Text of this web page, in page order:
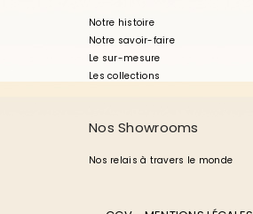
Notre histoire
Notre savoir-faire
Le sur-mesure
Les collections
Nos Showrooms
Nos relais à travers le monde